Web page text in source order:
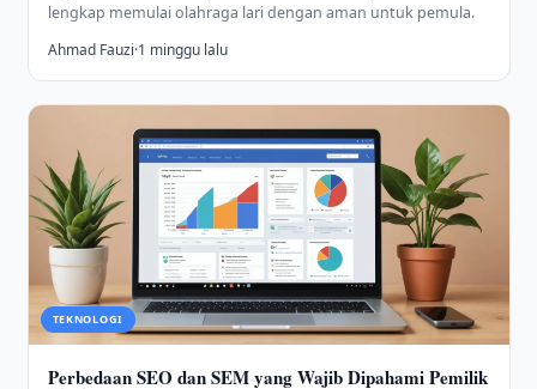
lengkap memulai olahraga lari dengan aman untuk pemula.
Ahmad Fauzi·1 minggu lalu
TEKNOLOGI
Perbedaan SEO dan SEM yang Wajib Dipahami Pemilik